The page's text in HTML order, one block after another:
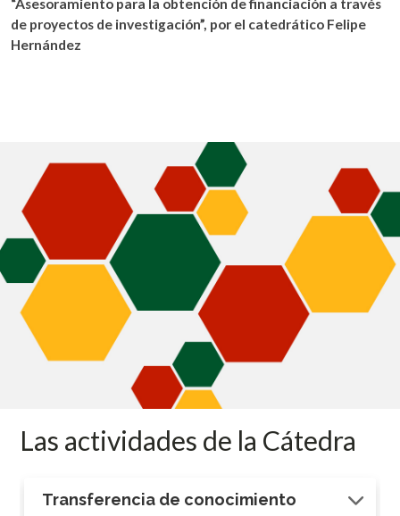
“Asesoramiento para la obtención de financiación a través
de proyectos de investigación”, por el catedrático Felipe
Hernández
Las actividades de la Cátedra
Transferencia de conocimiento